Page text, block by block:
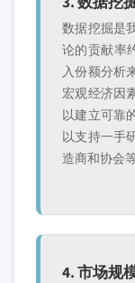
数据挖掘是
论的贡献率
入份额分析
宏观经济因
以建立可靠
以支持一手
造商和协会
4. 市场规